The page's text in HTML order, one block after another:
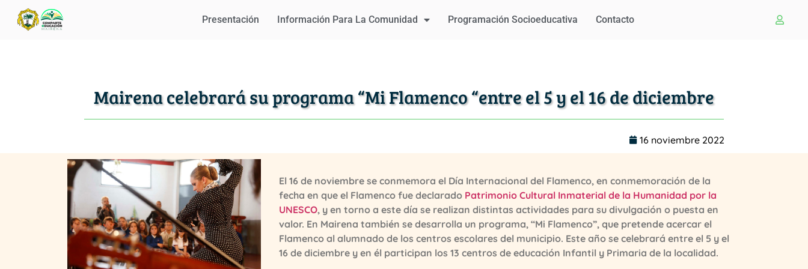
Presentación Información Para La Comunidad Programación Socioeducativa Contacto
Mairena celebrará su programa “Mi Flamenco “entre el 5 y el 16 de diciembre
16 noviembre 2022
El 16 de noviembre se conmemora el Día Internacional del Flamenco, en conmemoración de la
fecha en que el Flamenco fue declarado Patrimonio Cultural Inmaterial de la Humanidad por la
UNESCO, y en torno a este día se realizan distintas actividades para su divulgación o puesta en
valor. En Mairena también se desarrolla un programa, “Mi Flamenco”, que pretende acercar el
Flamenco al alumnado de los centros escolares del municipio. Este año se celebrará entre el 5 y el
16 de diciembre y en él participan los 13 centros de educación Infantil y Primaria de la localidad.